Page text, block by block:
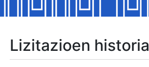
Erakutsi/Ezkutatu
Lizitazioen historia